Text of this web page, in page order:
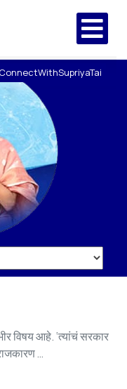
विषय आहे. ‘त्यांचं सरकार
…